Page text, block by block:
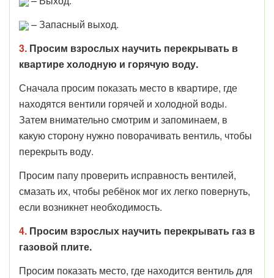
– Запасный выход.
3. Просим взрослых научить перекрывать в
квартире холодную и горячую воду.
Сначала просим показать место в квартире, где
находятся вентили горячей и холодной воды.
Затем внимательно смотрим и запоминаем, в
какую сторону нужно поворачивать вентиль, чтобы
перекрыть воду.
Просим папу проверить исправность вентилей,
смазать их, чтобы ребёнок мог их легко повернуть,
если возникнет необходимость.
4. Просим взрослых научить перекрывать газ в
газовой плите.
Просим показать место, где находится вентиль для